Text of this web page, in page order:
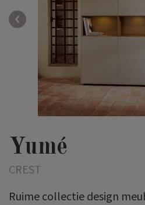
Yumé
CREST
Ruime collectie design